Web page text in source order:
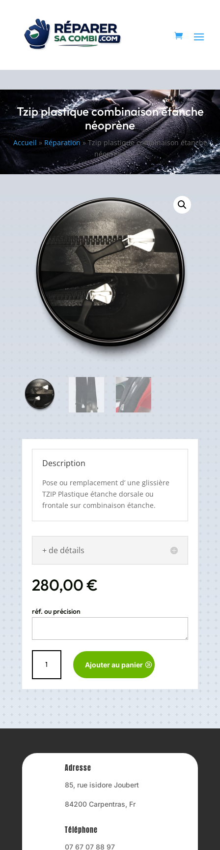
Tzip plastique combinaison étanche
néoprène
Accueil » Réparation »Tzip plastique combinaison étanche
néoprène
Description
Pose ou remplacement d’ une glissière
TZIP Plastique étanche dorsale ou
frontale sur combinaison étanche.
+ de détails
280,00€
réf. ou précision
Tzip
plastique
Ajouter au panier
Adresse
85, rue isidore Joubert
84200 Carpentras, Fr
Téléphone
07 67 07 88 97